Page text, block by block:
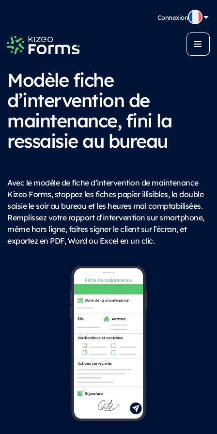
Connexion
Modèle fiche
d’intervention de
maintenance, fini la
ressaisie au bureau
Avec le modèle de fiche d’intervention de maintenance
Kizeo Forms, stoppez les fiches papier illisibles, la double
saisie le soir au bureau et les heures mal comptabilisées.
Remplissez votre rapport d’intervention sur smartphone,
même hors ligne, faites signer le client sur l’écran, et
exportez en PDF, Word ou Excel en un clic.